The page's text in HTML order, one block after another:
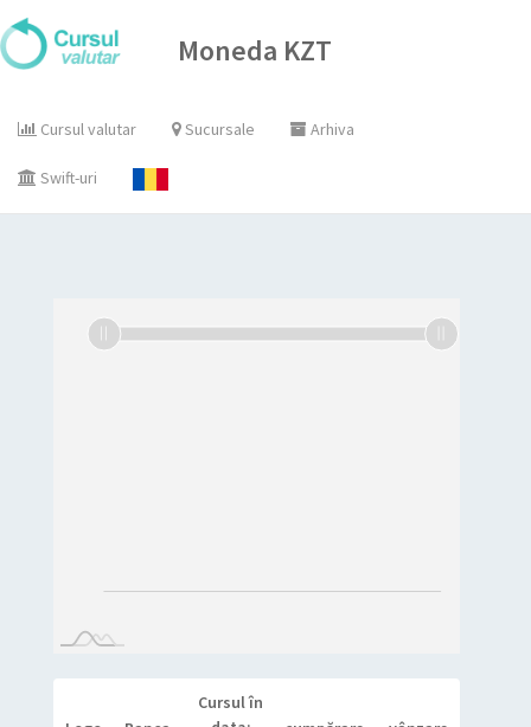
Moneda KZT
Cursul valutar Sucursale Arhiva
Swift-uri
Cursul în